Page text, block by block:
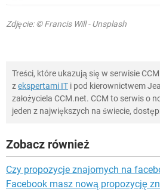
Zdjęcie: © Francis Will - Unsplash
Treści, które ukazują się w serwisie
zekspertami IT i pod kierownictwem
założyciela CCM.net. CCM to serwis o
jeden z największych na świecie,
Zobacz również
Czy propozycje znajomych na
Facebook masz nową propozycję